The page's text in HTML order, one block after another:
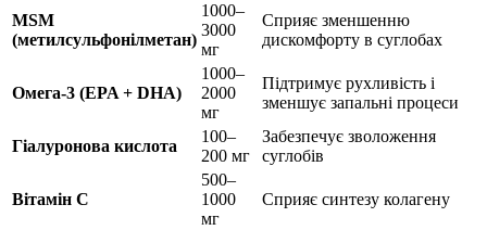
MSM
(метилсульфонілметан)
1000–
3000
мг
Сприяє зменшенню
дискомфорту в суглобах
Омега-3 (EPA + DHA)
1000–
2000
мг
Підтримує рухливість і
зменшує запальні процеси
Гіалуронова кислота
100–
200 мг
Забезпечує зволоження
суглобів
Вітамін C
500–
1000
мг
Сприяє синтезу колагену